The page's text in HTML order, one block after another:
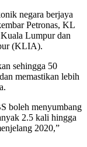
negara berjaya
Petronas, KL
Lumpur dan
(KLIA).
sehingga 50
memastikan lebih
boleh me­nyumbang
2.5 kali hingga
2020,”